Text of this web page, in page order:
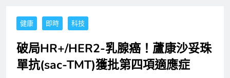
健康 即時 科技
破局HR+/HER2-乳腺癌！蘆康沙妥珠
單抗(sac-TMT)獲批第四項適應症